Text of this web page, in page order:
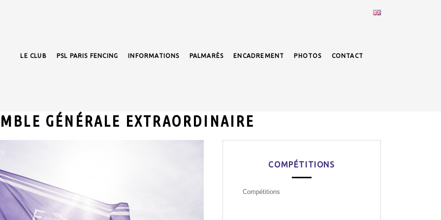
LE CLUB PSL PARIS FENCING INFORMATIONS PALMARÈS ENCADREMENT PHOTOS CONTACT
GÉNÉRALE EXTRAORDINAIRE
COMPÉTITIONS
Compétitions